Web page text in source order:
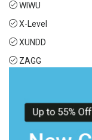
WIWU
X-Level
XUNDD
ZAGG